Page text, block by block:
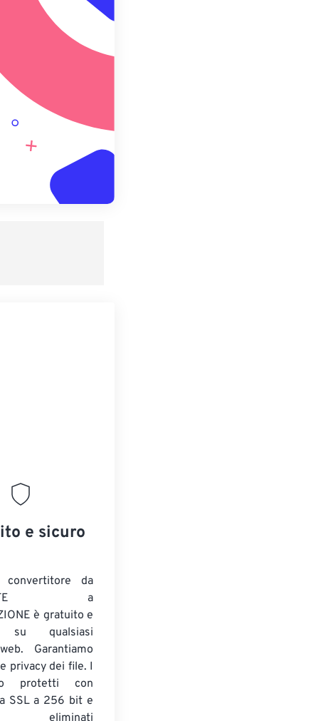
predefinito
e sicuro
da
a
è gratuito e
su qualsiasi
Garantiamo
privacy dei file. I
protetti con
SSL a 256 bit e
eliminati